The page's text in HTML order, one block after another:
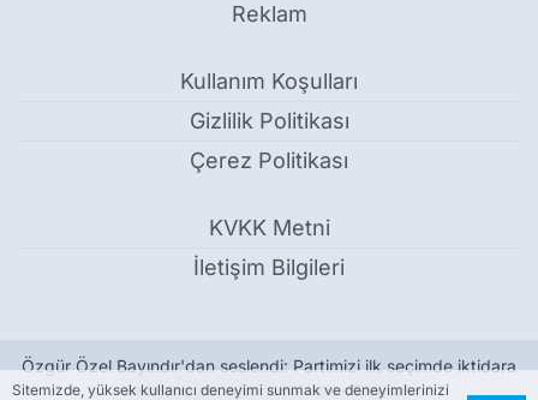
Reklam
Kullanım Koşulları
Gizlilik Politikası
Çerez Politikası
KVKK Metni
İletişim Bilgileri
Özgür Özel Bayındır'dan seslendi: Partimizi ilk seçimde iktidara
taşıyacağız, başka yol yok - Siyaset
Sitemizde, yüksek kullanıcı deneyimi sunmak ve deneyimlerinizi